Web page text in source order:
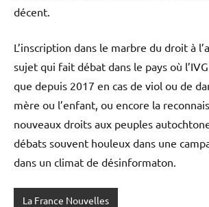
décent.
L’inscription dans le marbre du droit à
sujet qui fait débat dans le pays où
que depuis 2017 en cas de viol ou de
mère ou l’enfant, ou encore la
nouveaux droits aux peuples
débats souvent houleux dans une
dans un climat de désinformaton.
La France Nouvelles